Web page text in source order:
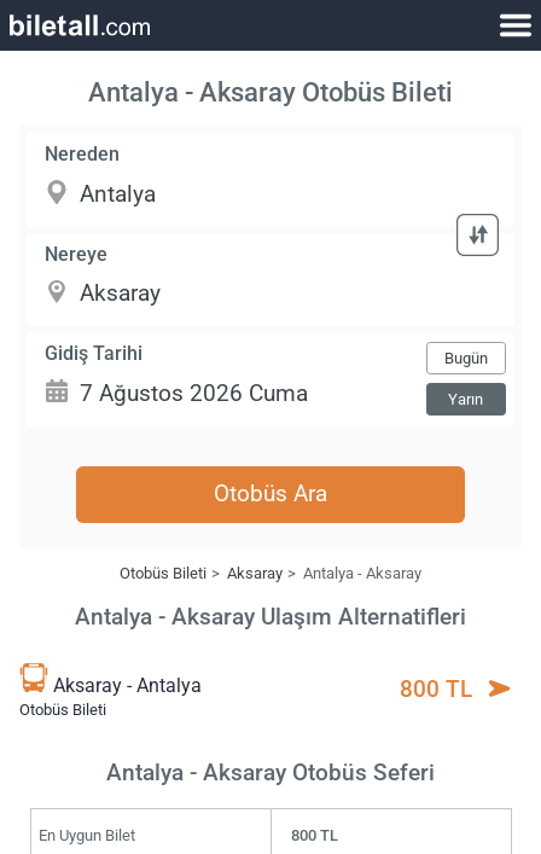
Antalya - Aksaray Otobüs Bileti
Nereden
Nereye
Gidiş Tarihi Bugün
Yarın
Otobüs Ara
Otobüs Bileti Aksaray Antalya - Aksaray
Antalya - Aksaray Ulaşım Alternatifleri
Aksaray - Antalya
Otobüs Bileti
800 TL
Antalya - Aksaray Otobüs Seferi
En Uygun Bilet 800 TL